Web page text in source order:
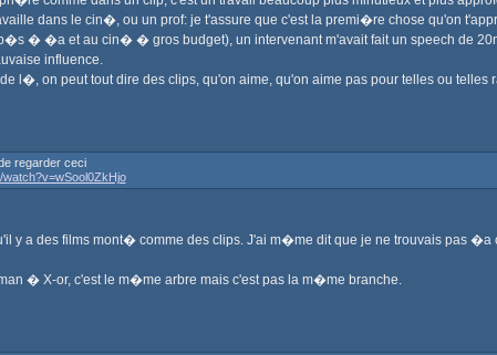
dans le cin�, ou un prof: je t'assure que c'est la premi�re chose qu'on
� �a et au cin� � gros budget), un intervenant m'avait fait un speech de
influence.
l�, on peut tout dire des clips, qu'on aime, qu'on aime pas pour telles ou telles
regarder ceci
y a des films mont� comme des clips. J'ai m�me dit que je ne trouvais pas
� X-or, c'est le m�me arbre mais c'est pas la m�me branche.